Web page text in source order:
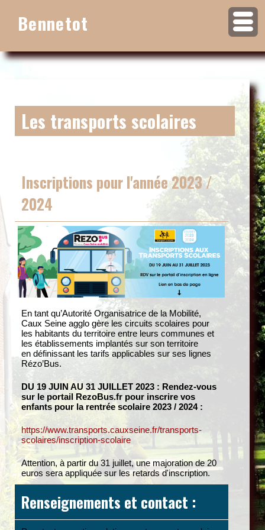
Bennetot
Les transports scolaires
Inscriptions pour l'année 2023 /
2024
En tant qu’Autorité Organisatrice de la Mobilité,
Caux Seine agglo gère les circuits scolaires pour
les habitants du territoire entre leurs communes et
les établissements implantés sur son territoire
en définissant les tarifs applicables sur ses lignes
Rézo’Bus.
DU 19 JUIN AU 31 JUILLET 2023 : Rendez-vous
sur le portail RezoBus.fr pour inscrire vos
enfants pour la rentrée scolaire 2023 / 2024 :
https://www.transports.cauxseine.fr/transports-
scolaires/inscription-scolaire
Attention, à partir du 31 juillet, une majoration de 20
euros sera appliquée sur les retards d'inscription.
Renseignements et contact :